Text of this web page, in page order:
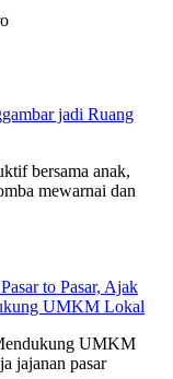
jadi Ruang
bersama anak,
mewarnai dan
to Pasar, Ajak
UMKM Lokal
UMKM
jajanan pasar